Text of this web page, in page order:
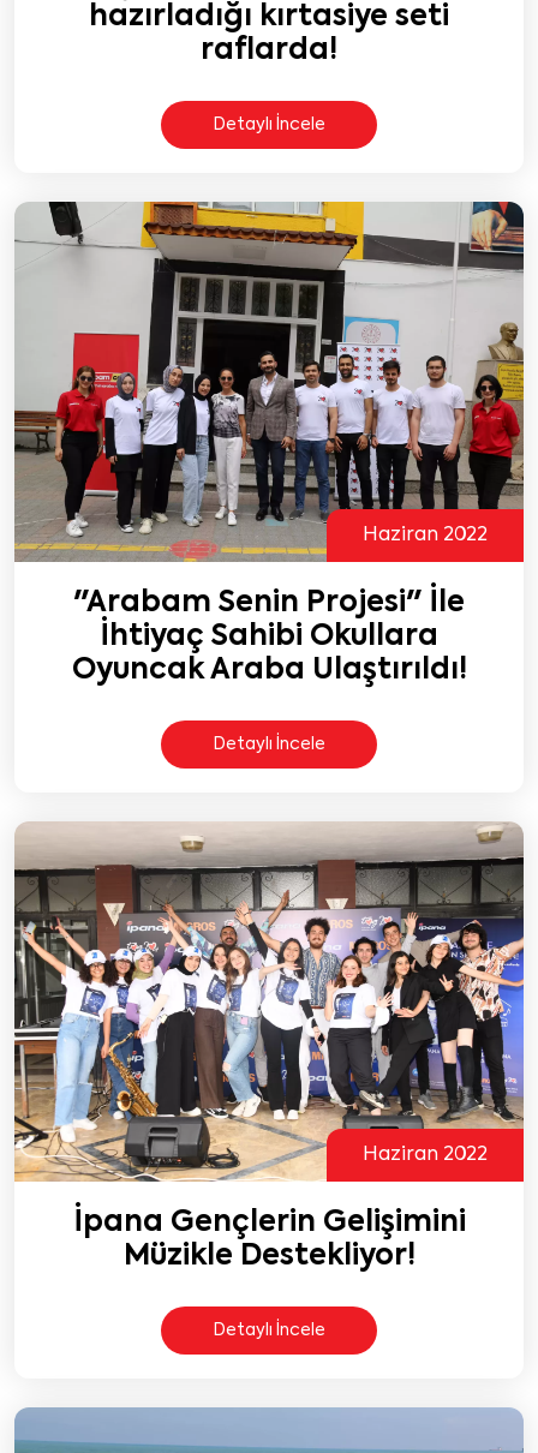
hazırladığı kırtasiye seti
raflarda!
Detaylı İncele
Haziran 2022
"Arabam Senin Projesi" İle
İhtiyaç Sahibi Okullara
Oyuncak Araba Ulaştırıldı!
Detaylı İncele
Haziran 2022
İpana Gençlerin Gelişimini
Müzikle Destekliyor!
Detaylı İncele